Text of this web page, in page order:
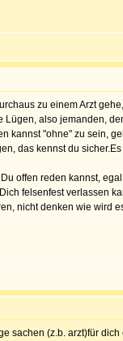
zu einem Arzt
also jemanden,
kannst "ohne" zu sein,
das kennst du
offen reden kannst,
felsenfest verlassen
nicht denken wie
sachen (z.b. arzt)für